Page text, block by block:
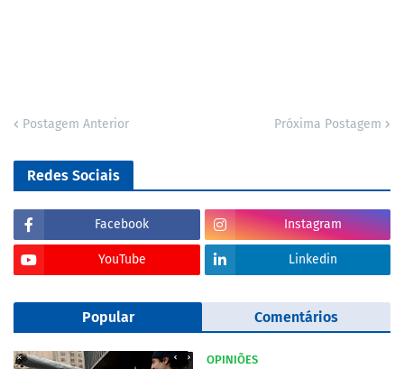
Postagem Anterior Próxima Postagem
Redes Sociais
Facebook Instagram
YouTube Linkedin
Popular Comentários
OPINIÕES